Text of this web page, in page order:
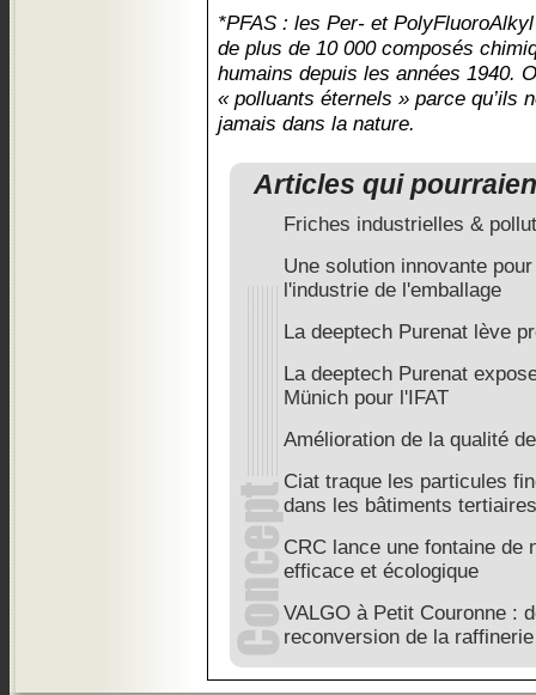
*PFAS : les Per- et
de plus de 10 000 composés
humains depuis les années 1940.
« polluants éternels » parce qu’ils
jamais dans la nature.
Articles qui
Friches industrielles &
Une solution innovante
l'industrie de l'emballage
La deeptech Purenat lève
La deeptech Purenat
Münich pour l'IFAT
Amélioration de la qualité
Ciat traque les particules
dans les bâtiments tertiaires
CRC lance une fontaine de
efficace et écologique
VALGO à Petit Couronne :
reconversion de la raffinerie